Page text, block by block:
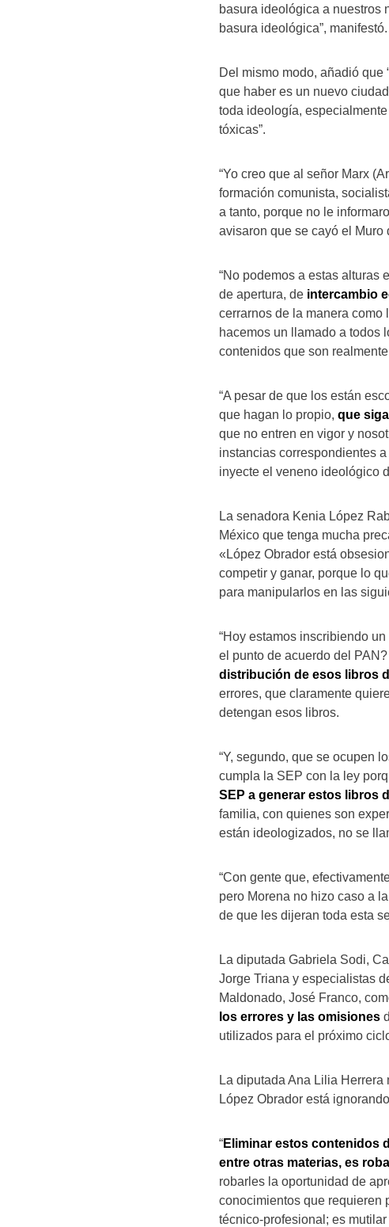
basura ideológica a nuestros
basura ideológica”, manifestó.
Del mismo modo, añadió que
que haber es un nuevo
toda ideología,
tóxicas”.
“Yo creo que al señor Marx
formación comunista,
a tanto, porque no le
avisaron que se cayó el Muro
“No podemos a estas alturas
de apertura, de intercambio
cerrarnos de la manera como
hacemos un llamado a todos
contenidos que son
“A pesar de que los están
que hagan lo propio, que
que no entren en vigor y
instancias correspondientes
inyecte el veneno ideológico
La senadora Kenia López
México que tenga mucha
«López Obrador está
competir y ganar, porque lo
para manipularlos en las
“Hoy estamos inscribiendo
el punto de acuerdo del
distribución de esos libros
errores, que claramente
detengan esos libros.
“Y, segundo, que se ocupen
cumpla la SEP con la ley
SEP a generar estos libros
familia, con quienes son
están ideologizados, no se
“Con gente que,
pero Morena no hizo caso a
de que les dijeran toda esta
La diputada Gabriela Sodi,
Jorge Triana y especialistas
Maldonado, José Franco,
los errores y las omisiones
utilizados para el próximo
La diputada Ana Lilia Herrera
López Obrador está
“Eliminar estos contenidos
entre otras materias, es
robarles la oportunidad de
conocimientos que requieren
técnico-profesional; es